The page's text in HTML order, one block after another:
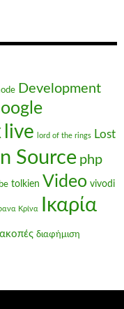
Development
live lord of the rings Lost
Source php
tolkien Video vivodi
Κρίνα Ικαρία
διαφήμιση